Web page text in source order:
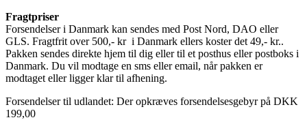
Fragtpriser
Forsendelser i Danmark kan sendes med Post Nord, DAO eller
GLS. Fragtfrit over 500,- kr i Danmark ellers koster det 49,- kr..
Pakken sendes direkte hjem til dig eller til et posthus eller postboks i
Danmark. Du vil modtage en sms eller email, når pakken er
modtaget eller ligger klar til afhening.
Forsendelser til udlandet: Der opkræves forsendelsesgebyr på DKK
199,00